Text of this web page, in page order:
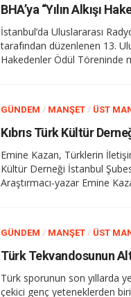
İstanbul’da Uluslararası
tarafından düzenlenen 13.
Hakedenler Ödül Töreninde
GÜNDEM / MANŞET / ÜST
Emine Kazan, Türklerin
Kültür Derneği İstanbul
Araştırmacı-yazar Emine
GÜNDEM / MANŞET / ÜST
Türk sporunun son yıllarda
çekici genç yeteneklerden